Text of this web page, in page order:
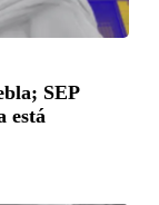
SEP
está